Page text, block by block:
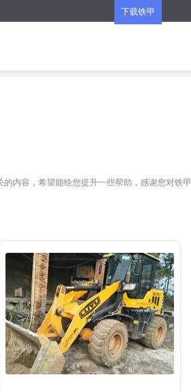
下载铁甲
内容，希望能给您提升一些帮助，感谢您对铁甲